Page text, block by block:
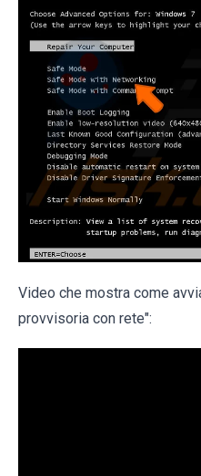
Video che mostra come
provvisoria con rete":